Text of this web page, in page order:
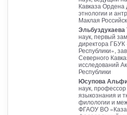
Кавказа
этнологии и
Маклая
наук, первый
директора
Республики»,
Северного
исследований
Республики
Юсупова
наук,
языкознания и
филологии и
ФГАОУ ВО